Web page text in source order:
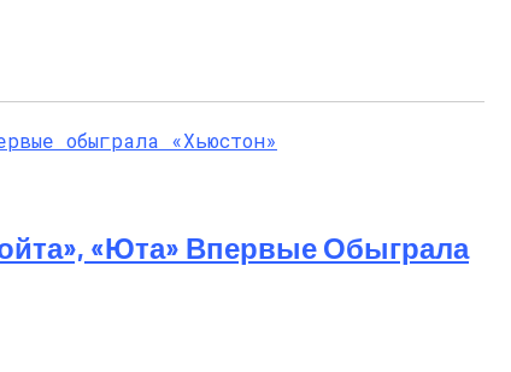
«Юта» Впервые Обыграла